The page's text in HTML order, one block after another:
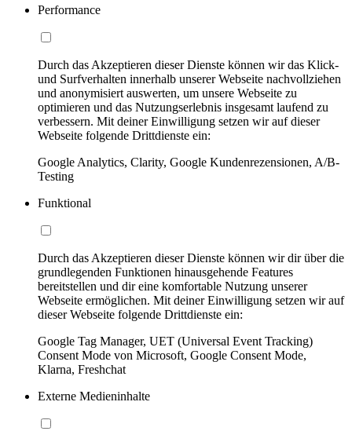
Performance
Durch das Akzeptieren dieser Dienste können wir das Klick-
und Surfverhalten innerhalb unserer Webseite nachvollziehen
und anonymisiert auswerten, um unsere Webseite zu
optimieren und das Nutzungserlebnis insgesamt laufend zu
verbessern. Mit deiner Einwilligung setzen wir auf dieser
Webseite folgende Drittdienste ein:
Google Analytics, Clarity, Google Kundenrezensionen, A/B-
Testing
Funktional
Durch das Akzeptieren dieser Dienste können wir dir über die
grundlegenden Funktionen hinausgehende Features
bereitstellen und dir eine komfortable Nutzung unserer
Webseite ermöglichen. Mit deiner Einwilligung setzen wir auf
dieser Webseite folgende Drittdienste ein:
Google Tag Manager, UET (Universal Event Tracking)
Consent Mode von Microsoft, Google Consent Mode,
Klarna, Freshchat
Externe Medieninhalte